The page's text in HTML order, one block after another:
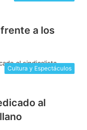
a los
Cultura y Espectáculos
al